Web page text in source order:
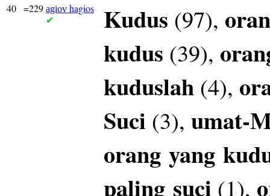
40 =229 agiov hagios
✔ Kudus (97),
kudus (39),
kuduslah (4),
Suci (3), umat-
orang yang
paling suci (1),